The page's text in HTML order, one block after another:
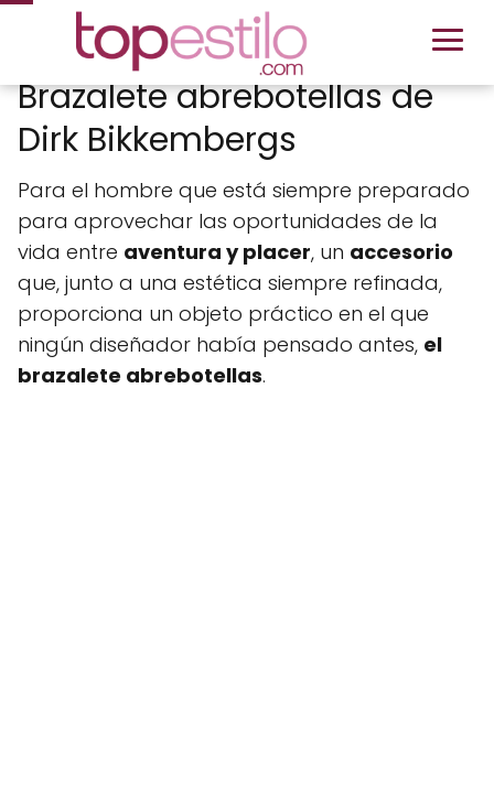
Brazalete abrebotellas de
Dirk Bikkembergs
Para el hombre que está siempre preparado
para aprovechar las oportunidades de la
vida entre aventura y placer, un accesorio
que, junto a una estética siempre refinada,
proporciona un objeto práctico en el que
ningún diseñador había pensado antes, el
brazalete abrebotellas.